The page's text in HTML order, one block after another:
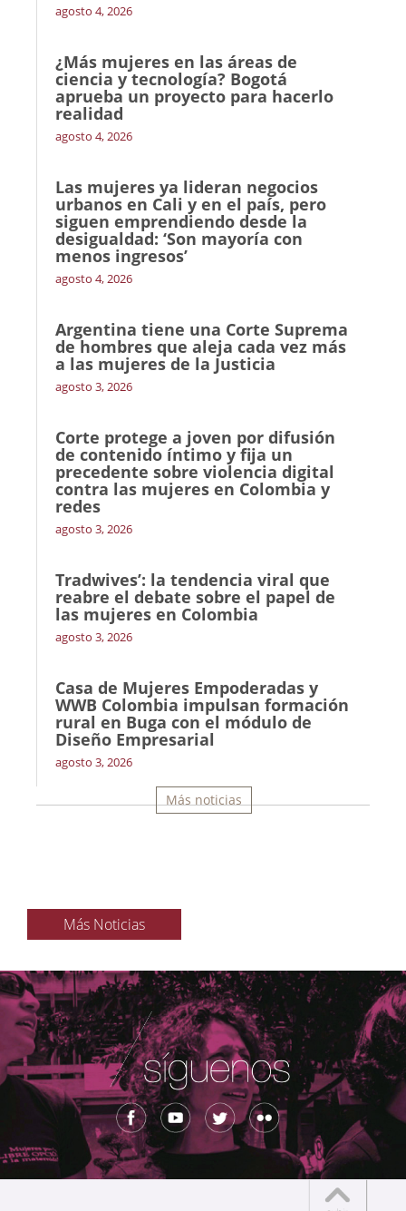
agosto 4, 2026
¿Más mujeres en las áreas de
ciencia y tecnología? Bogotá
aprueba un proyecto para hacerlo
realidad
agosto 4, 2026
Las mujeres ya lideran negocios
urbanos en Cali y en el país, pero
siguen emprendiendo desde la
desigualdad: ‘Son mayoría con
menos ingresos’
agosto 4, 2026
Argentina tiene una Corte Suprema
de hombres que aleja cada vez más
a las mujeres de la Justicia
agosto 3, 2026
Corte protege a joven por difusión
de contenido íntimo y fija un
precedente sobre violencia digital
contra las mujeres en Colombia y
redes
agosto 3, 2026
Tradwives’: la tendencia viral que
reabre el debate sobre el papel de
las mujeres en Colombia
agosto 3, 2026
Casa de Mujeres Empoderadas y
WWB Colombia impulsan formación
rural en Buga con el módulo de
Diseño Empresarial
agosto 3, 2026
Más noticias
Más Noticias